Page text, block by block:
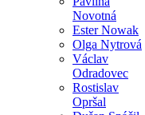
Novotná
Ester Nowak
Olga Nytrová
Václav
Odradovec
Rostislav
Opršal